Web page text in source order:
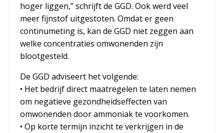
hoger liggen,” schrijft de GGD. Ook werd veel
meer fijnstof uitgestoten. Omdat er geen
continumeting is, kan de GGD niet zeggen aan
welke concentraties omwonenden zijn
blootgesteld.
De GGD adviseert het volgende:
• Het bedrijf direct maatregelen te laten nemen
om negatieve gezondheidseffecten van
omwonenden door ammoniak te voorkomen.
• Op korte termijn inzicht te verkrijgen in de